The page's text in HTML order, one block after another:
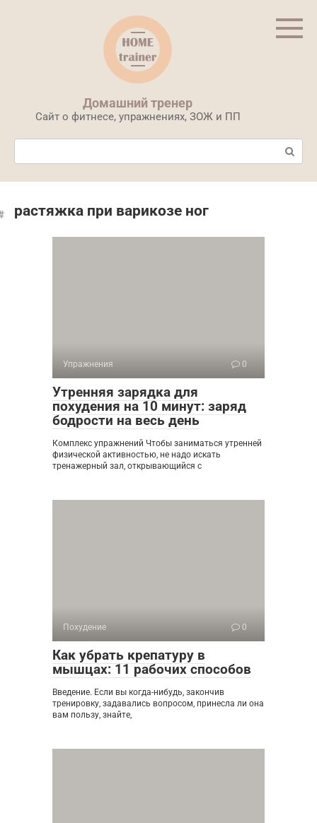
Домашний тренер
Сайт о фитнесе, упражнениях, ЗОЖ и ПП
Поиск:
растяжка при варикозе ног
Упражнения 0
Утренняя зарядка для
похудения на 10 минут: заряд
бодрости на весь день
Комплекс упражнений Чтобы заниматься утренней
физической активностью, не надо искать
тренажерный зал, открывающийся с
Похудение 0
Как убрать крепатуру в
мышцах: 11 рабочих способов
Введение. Если вы когда-нибудь, закончив
тренировку, задавались вопросом, принесла ли она
вам пользу, знайте,